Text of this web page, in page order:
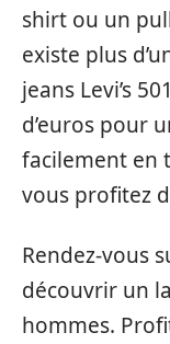
shirt ou un
existe plus
jeans Levi’s
d’euros pour
facilement en
vous profitez
Rendez-vous
découvrir un
hommes.